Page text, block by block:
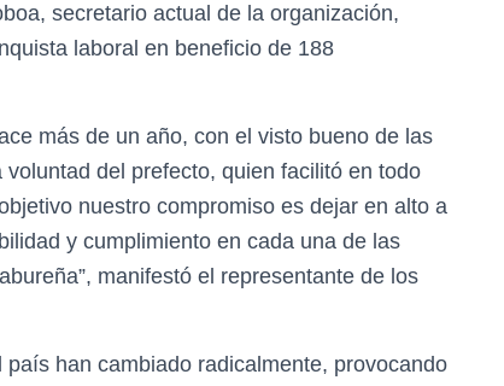
secretario actual de la organización,
laboral en beneficio de 188
más de un año, con el visto bueno de las
del prefecto, quien facilitó en todo
nuestro compromiso es dejar en alto a
y cumplimiento en cada una de las
manifestó el representante de los
han cambiado radicalmente, provocando